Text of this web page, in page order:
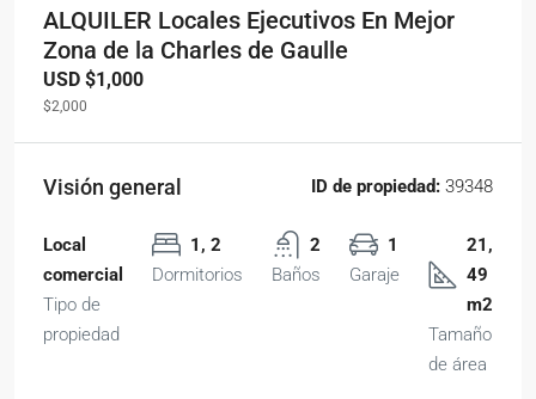
ALQUILER Locales Ejecutivos En Mejor
Zona de la Charles de Gaulle
USD $1,000
$2,000
Visión general ID de propiedad: 39348
Local
comercial
Tipo de
propiedad
1, 2
Dormitorios
2
Baños
1
Garaje
21,
49
m2
Tamaño
de área